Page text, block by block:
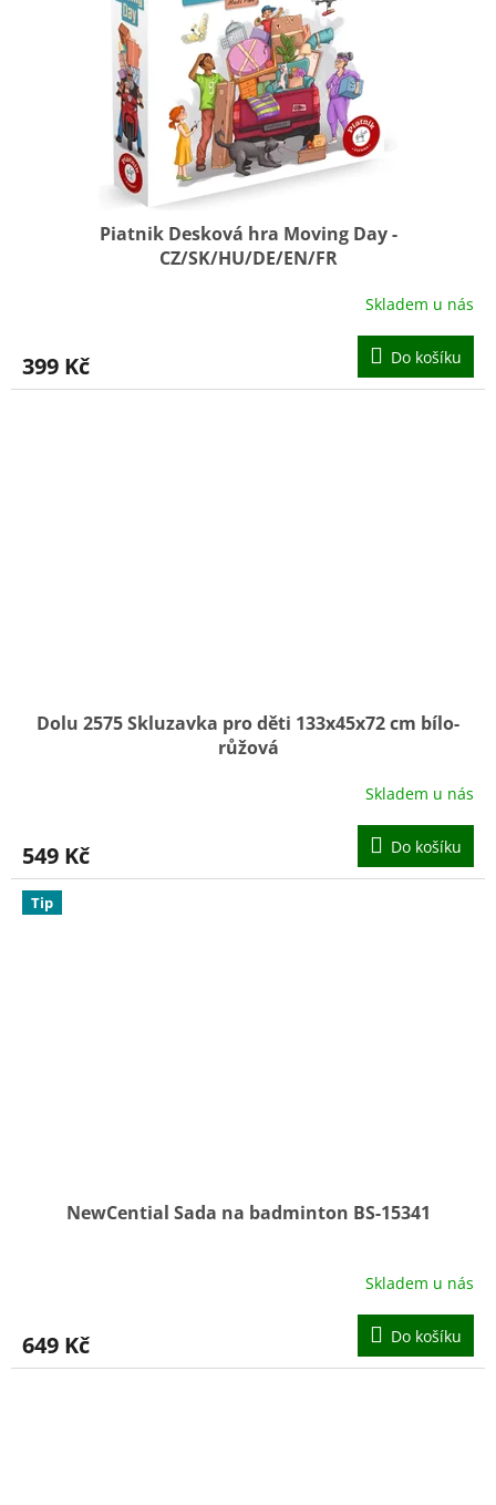
Piatnik Desková hra Moving Day -
CZ/SK/HU/DE/EN/FR
Skladem u nás
399 Kč Do košíku
Dolu 2575 Skluzavka pro děti 133x45x72 cm bílo-
růžová
Skladem u nás
549 Kč Do košíku
Tip
NewCential Sada na badminton BS-15341
Skladem u nás
649 Kč Do košíku